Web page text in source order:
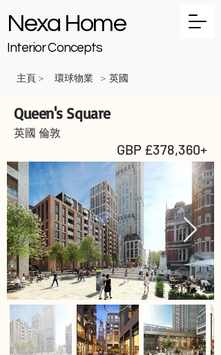
Nexa Home
Interior Concepts
主頁 > 環球物業 > 英國
Queen's Square
英國 倫敦
GBP £378,360+